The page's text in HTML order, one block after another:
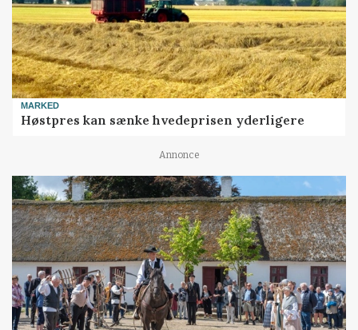
MARKED
Høstpres kan sænke hvedeprisen yderligere
Annonce